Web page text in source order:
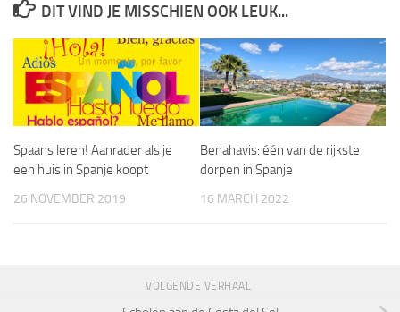
DIT VIND JE MISSCHIEN OOK LEUK...
Spaans leren! Aanrader als je
een huis in Spanje koopt
26 NOVEMBER 2019
Benahavis: één van de rijkste
dorpen in Spanje
16 MARCH 2022
VOLGENDE VERHAAL